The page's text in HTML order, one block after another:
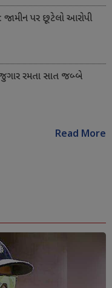
જામીન પર છૂટેલો આરોપી
જુગાર રમતા સાત જબ્બે
Read More